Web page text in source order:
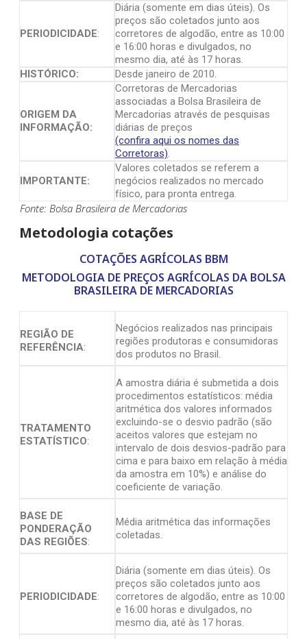
PERIODICIDADE:
Diária (somente em dias úteis). Os
preços são coletados junto aos
corretores de algodão, entre as 10:00
e 16:00 horas e divulgados, no
mesmo dia, até às 17 horas.
HISTÓRICO:
Desde janeiro de 2010.
ORIGEM DA
INFORMAÇÃO:
Corretoras de Mercadorias
associadas a Bolsa Brasileira de
Mercadorias através de pesquisas
diárias de preços
(confira aqui os nomes das
Corretoras).
IMPORTANTE:
Valores coletados se referem a
negócios realizados no mercado
físico, para pronta entrega.
Fonte: Bolsa Brasileira de Mercadorias
Metodologia cotações
COTAÇÕES AGRÍCOLAS BBM
METODOLOGIA DE PREÇOS AGRÍCOLAS DA BOLSA
BRASILEIRA DE MERCADORIAS
REGIÃO DE
REFERÊNCIA:
Negócios realizados nas principais
regiões produtoras e consumidoras
dos produtos no Brasil.
TRATAMENTO
ESTATÍSTICO:
A amostra diária é submetida a dois
procedimentos estatísticos: média
aritmética dos valores informados
excluindo-se o desvio padrão (são
aceitos valores que estejam no
intervalo de dois desvios-padrão para
cima e para baixo em relação à média
da amostra em 10%) e análise do
coeficiente de variação.
BASE DE
PONDERAÇÃO
DAS REGIÕES:
Média aritmética das informações
coletadas.
PERIODICIDADE:
Diária (somente em dias úteis). Os
preços são coletados junto aos
corretores de algodão, entre as 10:00
e 16:00 horas e divulgados, no
mesmo dia, até às 17 horas.